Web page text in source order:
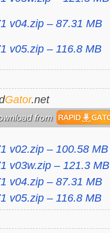
v04.zip – 87.31 MB
v05.zip – 116.8 MB
Gator.net
v02.zip – 100.58 MB
v03w.zip – 121.3 MB
v04.zip – 87.31 MB
v05.zip – 116.8 MB